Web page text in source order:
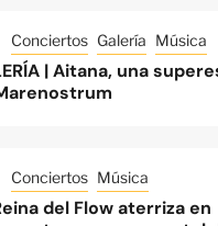
Conciertos Galería Música
| Aitana, una
Conciertos Música
del Flow aterriza en